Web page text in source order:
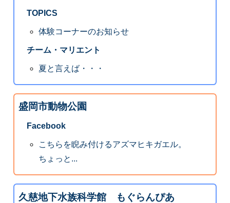
TOPICS
体験コーナーのお知らせ
チーム・マリエント
夏と言えば・・・
盛岡市動物公園
Facebook
こちらを睨み付けるアズマヒキガエル。
ちょっと...
久慈地下水族科学館 もぐらんぴあ